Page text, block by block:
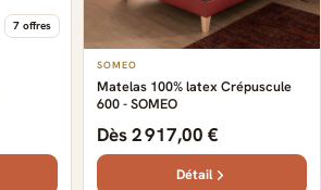
7 offres
SOMEO
Matelas 100% latex Crépuscule
600 - SOMEO
Dès 2 917,00 €
Détail